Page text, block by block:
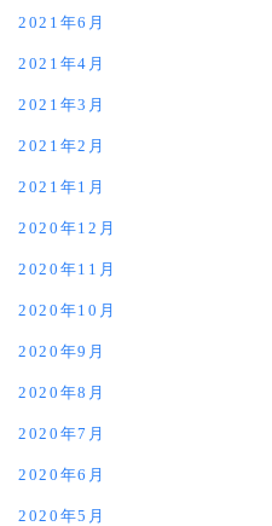
2021年6月
2021年4月
2021年3月
2021年2月
2021年1月
2020年12月
2020年11月
2020年10月
2020年9月
2020年8月
2020年7月
2020年6月
2020年5月